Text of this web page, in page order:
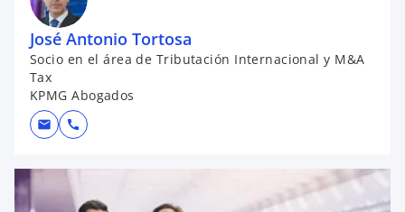
José Antonio Tortosa
Socio en el área de Tributación Internacional y M&A
Tax
KPMG Abogados
mail call